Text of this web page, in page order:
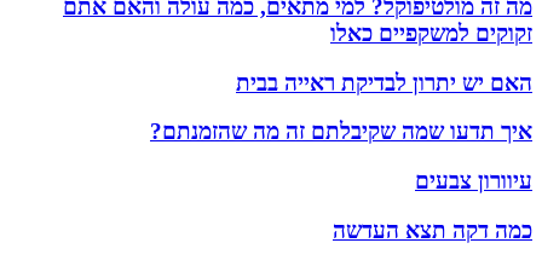
מה זה מולטיפוקל? למי מתאים, כמה עולה והאם אתם
זקוקים למשקפיים כאלו
האם יש יתרון לבדיקת ראייה בבית
איך תדעו שמה שקיבלתם זה מה שהזמנתם?
עיוורון צבעים
כמה דקה תצא העדשה